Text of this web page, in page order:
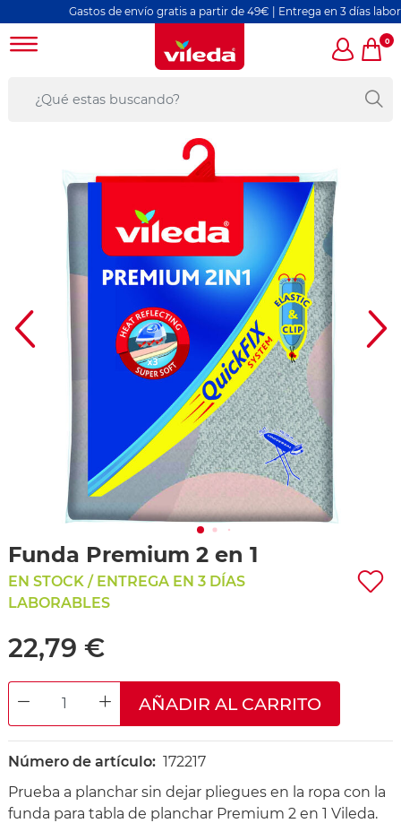
Gastos de envío gratis a partir de 49€ | Entrega en 3 días laborables
0
Funda Premium 2 en 1
EN STOCK / ENTREGA EN 3 DÍAS
LABORABLES
22,79 €
DECREASE QUANTITYINCREASE QUANTITY
AÑADIR AL CARRITO
Número de artículo: 172217
Prueba a planchar sin dejar pliegues en la ropa con la
funda para tabla de planchar Premium 2 en 1 Vileda.